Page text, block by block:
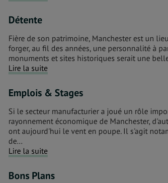
Détente
Fière de son patrimoine, Manchester est un
forger, au fil des années, une personnalité à
monuments et sites historiques serait une
Lire la suite
Emplois & Stages
Si le secteur manufacturier a joué un rôle
rayonnement économique de Manchester,
ont aujourd'hui le vent en poupe. Il s'agit
de...
Lire la suite
Bons Plans